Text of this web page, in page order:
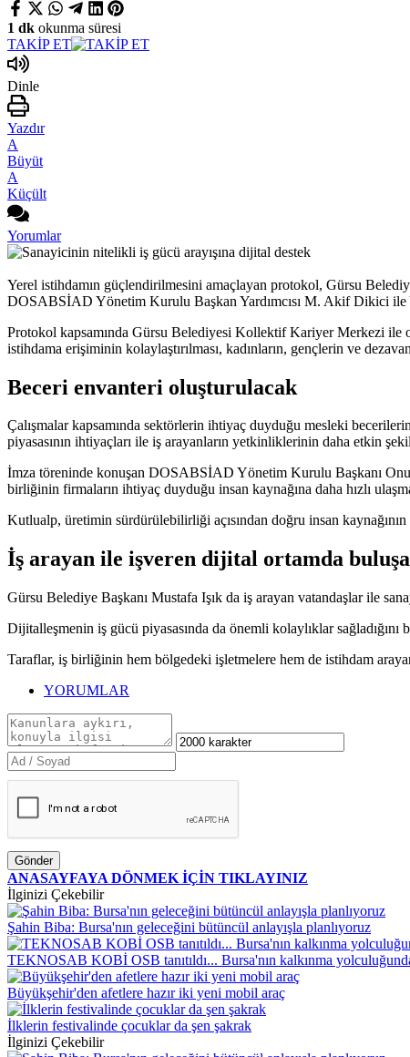
1 dk okunma süresi
TAKİP ET
Dinle
Yazdır
A
Büyüt
A
Küçült
Yorumlar
Yerel istihdamın güçlendirilmesini amaçlayan protokol, Gürsu
DOSABSİAD Yönetim Kurulu Başkan Yardımcısı M. Akif Dikici ile
Protokol kapsamında Gürsu Belediyesi Kollektif Kariyer Merkezi ile
istihdama erişiminin kolaylaştırılması, kadınların, gençlerin ve
Beceri envanteri oluşturulacak
Çalışmalar kapsamında sektörlerin ihtiyaç duyduğu mesleki
piyasasının ihtiyaçları ile iş arayanların yetkinliklerinin daha etkin
İmza töreninde konuşan DOSABSİAD Yönetim Kurulu Başkanı
birliğinin firmaların ihtiyaç duyduğu insan kaynağına daha hızlı
Kutlualp, üretimin sürdürülebilirliği açısından doğru insan
İş arayan ile işveren dijital ortamda
Gürsu Belediye Başkanı Mustafa Işık da iş arayan vatandaşlar ile
Dijitalleşmenin iş gücü piyasasında da önemli kolaylıklar
Taraflar, iş birliğinin hem bölgedeki işletmelere hem de istihdam
YORUMLAR
Gönder
ANASAYFAYA DÖNMEK İÇİN TIKLAYINIZ
İlginizi Çekebilir
Şahin Biba: Bursa'nın geleceğini bütüncül anlayışla planlıyoruz
TEKNOSAB KOBİ OSB tanıtıldı... Bursa'nın kalkınma
Büyükşehir'den afetlere hazır iki yeni mobil araç
İlklerin festivalinde çocuklar da şen şakrak
İlginizi Çekebilir